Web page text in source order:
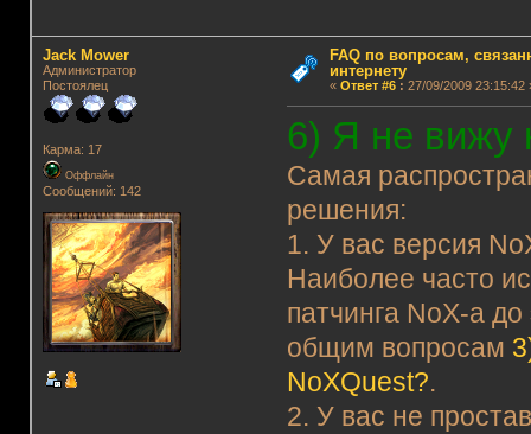
Jack Mower
Администратор
Постоялец
Карма: 17
Оффлайн
Сообщений: 142
FAQ по вопросам,
интернету
« Ответ #6: 27/09/2009 23:15:42
6) Я не вижу
Самая
решения:
1. У вас версия
Наиболее часто
патчинга NoX-а
общим вопросам
NoXQuest?.
2. У вас не